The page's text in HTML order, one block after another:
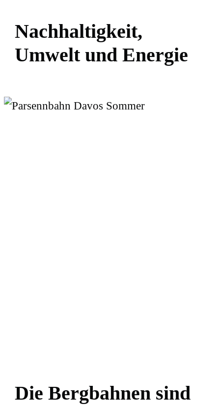
Nachhaltigkeit,
Umwelt und Energie
Die Bergbahnen sind